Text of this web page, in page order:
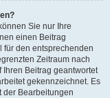
Sie nur Ihre
einen Beitrag
für den entsprechenden
Zeitraum nach
Beitrag geantwortet
gekennzeichnet. Es
der Bearbeitungen